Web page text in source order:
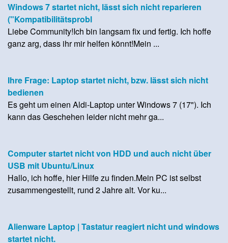
Windows 7 startet nicht, lässt sich nicht reparieren
("Kompatibilitätsprobl
Liebe Community!Ich bin langsam fix und fertig. Ich hoffe
ganz arg, dass ihr mir helfen könnt!Mein ...
Ihre Frage: Laptop startet nicht, bzw. lässt sich nicht
bedienen
Es geht um einen Aldi-Laptop unter Windows 7 (17"). Ich
kann das Geschehen leider nicht mehr ga...
Computer startet nicht von HDD und auch nicht über
USB mit Ubuntu/Linux
Hallo, ich hoffe, hier Hilfe zu finden.Mein PC ist selbst
zusammengestellt, rund 2 Jahre alt. Vor ku...
Alienware Laptop | Tastatur reagiert nicht und windows
startet nicht.